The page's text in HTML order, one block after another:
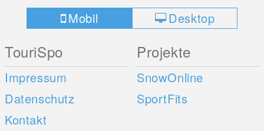
Mobil Desktop
TouriSpo
Impressum
Datenschutz
Kontakt
Projekte
SnowOnline
SportFits